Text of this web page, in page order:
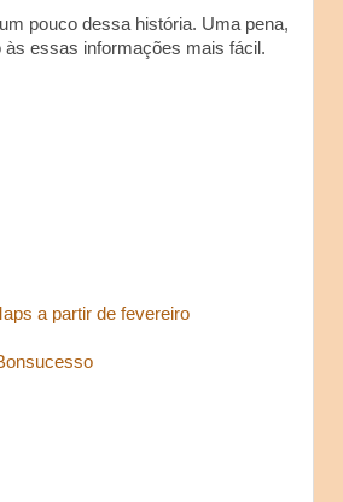
pouco dessa história. Uma pena,
essas informações mais fácil.
a partir de fevereiro